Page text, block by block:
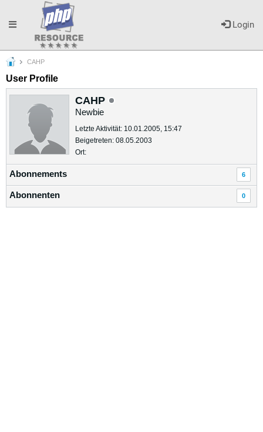
Login
Toggle
navigation
CAHP
User Profile
CAHP
Newbie
Letzte Aktivität: 10.01.2005, 15:47
Beigetreten: 08.05.2003
Ort:
Abonnements 6
Abonnenten 0